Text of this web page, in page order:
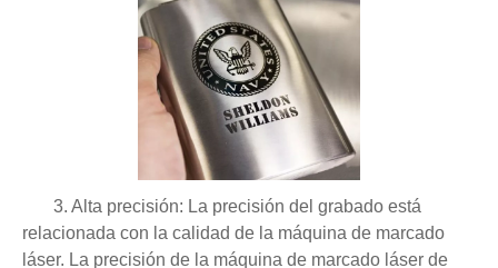
3. Alta precisión: La precisión del grabado está
relacionada con la calidad de la máquina de marcado
láser. La precisión de la máquina de marcado láser de